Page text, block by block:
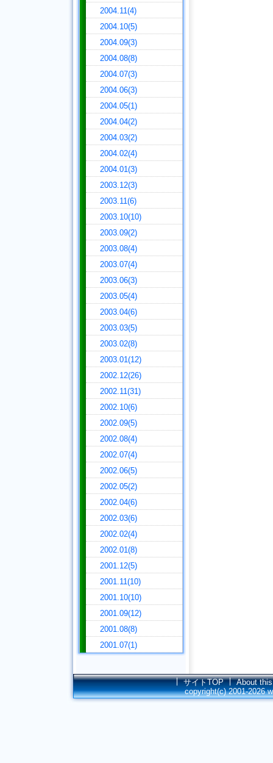
2004.11(4)
2004.10(5)
2004.09(3)
2004.08(8)
2004.07(3)
2004.06(3)
2004.05(1)
2004.04(2)
2004.03(2)
2004.02(4)
2004.01(3)
2003.12(3)
2003.11(6)
2003.10(10)
2003.09(2)
2003.08(4)
2003.07(4)
2003.06(3)
2003.05(4)
2003.04(6)
2003.03(5)
2003.02(8)
2003.01(12)
2002.12(26)
2002.11(31)
2002.10(6)
2002.09(5)
2002.08(4)
2002.07(4)
2002.06(5)
2002.05(2)
2002.04(6)
2002.03(6)
2002.02(4)
2002.01(8)
2001.12(5)
2001.11(10)
2001.10(10)
2001.09(12)
2001.08(8)
2001.07(1)
サイトTOP
About
copyright(c) 2001-2026